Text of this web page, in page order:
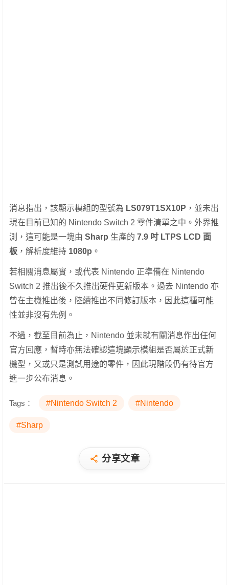
消息指出，該顯示模組的型號為 LS079T1SX10P ，並未出
現在目前已知的 Nintendo Switch 2 零件清單之中。外界推
測，這可能是一塊由 Sharp 生產的 7.9 吋 LTPS LCD 面
板 ，解析度維持 1080p 。
若相關消息屬實，或代表 Nintendo 正準備在 Nintendo
Switch 2 推出後不久推出硬件更新版本。過去 Nintendo 亦
曾在主機推出後，陸續推出不同修訂版本，因此這種可能
性並非沒有先例。
不過，截至目前為止，Nintendo 並未就有關消息作出任何
官方回應，暫時亦無法確認這塊顯示模組是否屬於正式新
機型，又或只是測試用途的零件，因此現階段仍有待官方
進一步公布消息。
Tags： #Nintendo Switch 2 #Nintendo
#Sharp
分享文章